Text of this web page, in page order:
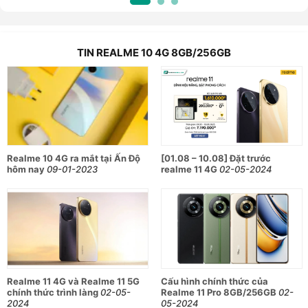
điện thoại cũng không chiếm quá nhiều không gian.
Mặt trước của chiếc Realme 10 4G 8GB/256GB chính hãng là
màn hình với kích thước lên tới 6.4 inch. Nhà sản xuất đã
trang bị cho điện thoại tấm nền Super AMOLED 2400 x 1080
pixels với độ sáng tối đa lên tới 1000 nits và tần số quét là
90Hz. Nhờ đó điện thoại có thể hiển thị các hình ảnh rõ ràng,
sắc nét với màu sắc chân thực, tự nhiên nhất. Ngoài ra,
Realme 10 có tỷ lệ màn hình với thân máy là 84.4%, cùng với
thiết kế notch nằm ở góc trên bên trái nên có thể tối đa
không gian hiển thị nội dung. Với màn hình này, người dùng
có thể thoải mái xem phim, chơi game hoặc xử lý công việc
một cách dễ dàng.
Công nghệ chụp ảnh luôn là ưu điểm vượt trội của những
TIN REALME 10 4G 8GB/256GB
Realme 10 4G ra mắt tại Ấn Độ
hôm nay09-01-2023
[01.08 – 10.08] Đặt trước
realme 11 4G02-05-2024
Realme 11 4G và Realme 11 5G
chính thức trình làng02-05-
2024
Cấu hình chính thức của
Realme 11 Pro 8GB/256GB 02-
05-2024